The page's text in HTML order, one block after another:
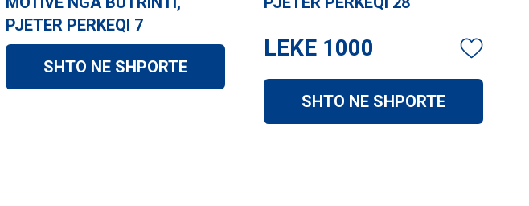
PJETER PERKEQI 7
SHTO NE SHPORTE
LEKE1000
SHTO NE SHPORTE